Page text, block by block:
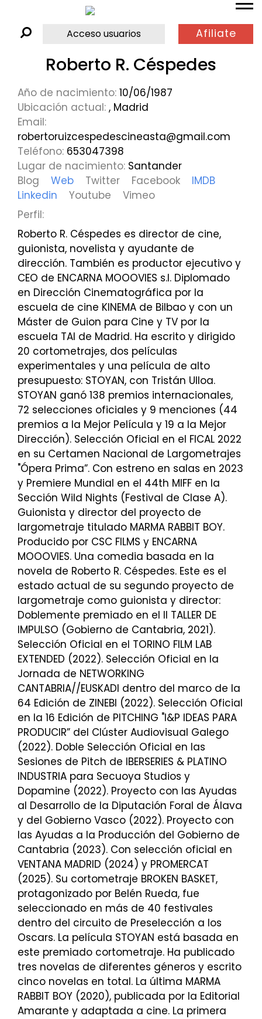
Acceso usuarios Afiliate
Roberto R. Céspedes
Año de nacimiento: 10/06/1987
Ubicación actual: , Madrid
Email:
robertoruizcespedescineasta@gmail.com
Teléfono: 653047398
Lugar de nacimiento: Santander
Blog
Web Twitter Facebook
IMDB
Linkedin
Youtube
Vimeo
Perfil:
Roberto R. Céspedes es director de cine,
guionista, novelista y ayudante de
dirección. También es productor ejecutivo y
CEO de ENCARNA MOOOVIES s.l. Diplomado
en Dirección Cinematográfica por la
escuela de cine KINEMA de Bilbao y con un
Máster de Guion para Cine y TV por la
escuela TAI de Madrid. Ha escrito y dirigido
20 cortometrajes, dos películas
experimentales y una película de alto
presupuesto: STOYAN, con Tristán Ulloa.
STOYAN ganó 138 premios internacionales,
72 selecciones oficiales y 9 menciones (44
premios a la Mejor Película y 19 a la Mejor
Dirección). Selección Oficial en el FICAL 2022
en su Certamen Nacional de Largometrajes
"Ópera Prima”. Con estreno en salas en 2023
y Premiere Mundial en el 44th MIFF en la
Sección Wild Nights (Festival de Clase A).
Guionista y director del proyecto de
largometraje titulado MARMA RABBIT BOY.
Producido por CSC FILMS y ENCARNA
MOOOVIES. Una comedia basada en la
novela de Roberto R. Céspedes. Este es el
estado actual de su segundo proyecto de
largometraje como guionista y director:
Doblemente premiado en el II TALLER DE
IMPULSO (Gobierno de Cantabria, 2021).
Selección Oficial en el TORINO FILM LAB
EXTENDED (2022). Selección Oficial en la
Jornada de NETWORKING
CANTABRIA//EUSKADI dentro del marco de la
64 Edición de ZINEBI (2022). Selección Oficial
en la 16 Edición de PITCHING "I&P IDEAS PARA
PRODUCIR” del Clúster Audiovisual Galego
(2022). Doble Selección Oficial en las
Sesiones de Pitch de IBERSERIES & PLATINO
INDUSTRIA para Secuoya Studios y
Dopamine (2022). Proyecto con las Ayudas
al Desarrollo de la Diputación Foral de Álava
y del Gobierno Vasco (2022). Proyecto con
las Ayudas a la Producción del Gobierno de
Cantabria (2023). Con selección oficial en
VENTANA MADRID (2024) y PROMERCAT
(2025). Su cortometraje BROKEN BASKET,
protagonizado por Belén Rueda, fue
seleccionado en más de 40 festivales
dentro del circuito de Preselección a los
Oscars. La película STOYAN está basada en
este premiado cortometraje. Ha publicado
tres novelas de diferentes géneros y escrito
cinco novelas en total. La última MARMA
RABBIT BOY (2020), publicada por la Editorial
Amarante y adaptada a cine. La primera